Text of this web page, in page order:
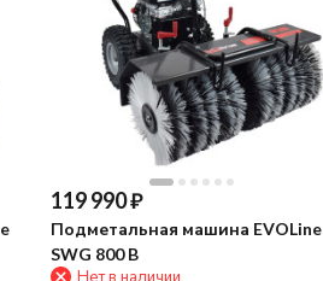
119 990₽
Подметальная машина EVOLine
SWG 800 B
Нет в наличии